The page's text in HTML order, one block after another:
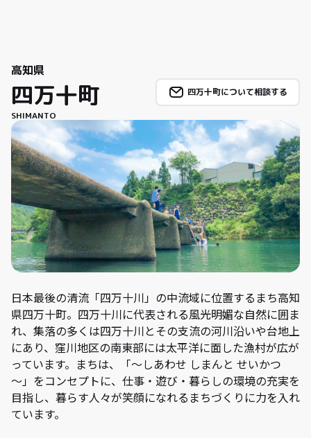
高知県
四万十町
SHIMANTO
四万十町について相談する
日本最後の清流「四万十川」の中流域に位置するまち高知
県四万十町。四万十川に代表される風光明媚な自然に囲ま
れ、集落の多くは四万十川とその支流の河川沿いや台地上
にあり、窪川地区の南東部には太平洋に面した漁村が広が
っています。まちは、「～しあわせ しまんと せいかつ
～」をコンセプトに、仕事・遊び・暮らしの環境の充実を
目指し、暮らす人々が笑顔になれるまちづくりに力を入れ
ています。